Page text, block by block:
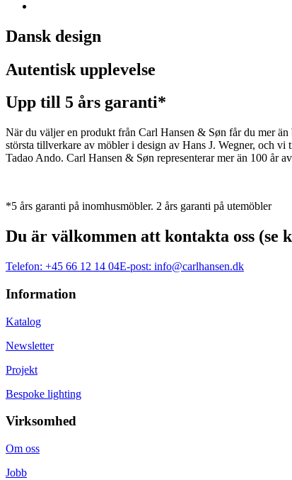
Dansk design
Autentisk upplevelse
Upp till 5 års garanti*
När du väljer en produkt från Carl Hansen & Søn får du mer
största tillverkare av möbler i design av Hans J. Wegner, och
Tadao Ando. Carl Hansen & Søn representerar mer än 100 år
*5 års garanti på inomhusmöbler. 2 års garanti på utemöbler
Du är välkommen att kontakta oss (se
Telefon: +45 66 12 14 04E-post: info@carlhansen.dk
Information
Katalog
Newsletter
Projekt
Bespoke lighting
Virksomhed
Om oss
Jobb